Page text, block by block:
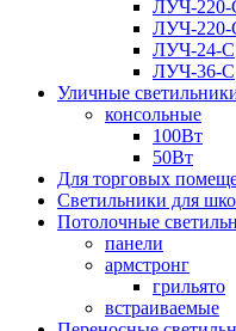
ЛУЧ-220-
ЛУЧ-
ЛУЧ-24-С
ЛУЧ-36-С
Уличные
консольные
100Вт
50Вт
Для торговых
Светильники для
Потолочные
панели
армстронг
грильято
встраиваемые